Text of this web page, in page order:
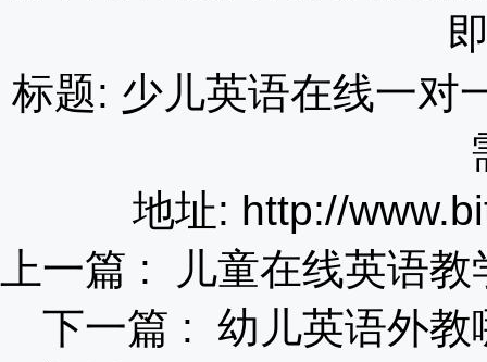
标题: 少儿英语在线一对
地址: http://
上一篇 :
儿童在线英语
下一篇 : 幼儿英语外教